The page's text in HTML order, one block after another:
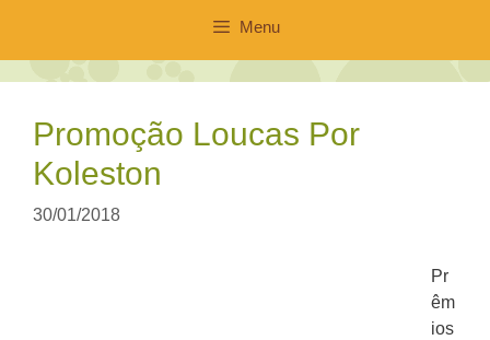
Menu
Promoção Loucas Por
Koleston
30/01/2018
Pr
êm
ios